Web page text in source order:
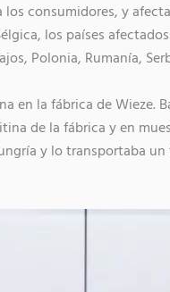
consumidores, y
los países
Polonia, Rumanía,
en la fábrica de Wieze.
de la fábrica y en
y lo transportaba